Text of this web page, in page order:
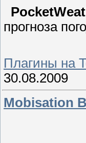
прогноза
Плагины на
30.08.2009
Mobisation